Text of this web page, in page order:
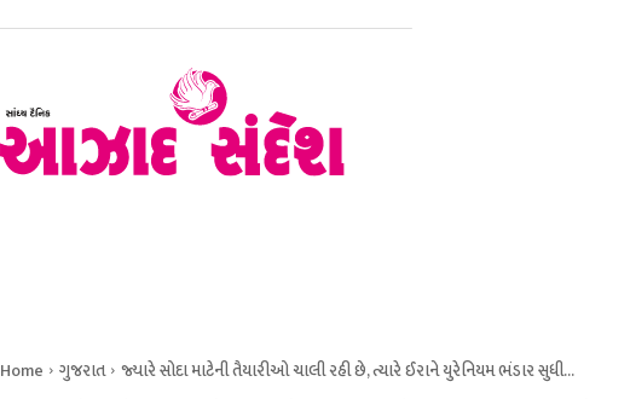
Home ગુજરાત જ્યારે સોદા માટેની તૈયારીઓ ચાલી રહી છે, ત્યારે ઈરાને યુરેનિયમ ભંડાર સુધી...